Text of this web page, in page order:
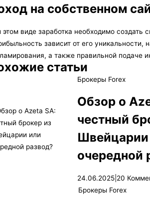
на собственном
этом виде заработка необходимо создать
зависит от его уникальности,
а также правильной подаче
статьи
Брокеры Forex
Обзор о
честный
Швейцарии
очередной
24.06.2025 20
Брокеры Forex